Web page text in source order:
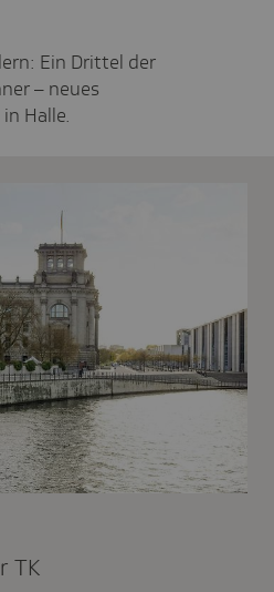
Ein Drittel der
– neues
Halle.
TK